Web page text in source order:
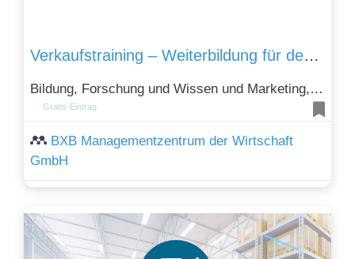
Verkaufstraining – Weiterbildung für den Vertrieb
Bildung, Forschung und Wissen und Marketing, Werbung und PR
Gratis-Eintrag
BXB Managementzentrum der Wirtschaft
GmbH